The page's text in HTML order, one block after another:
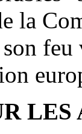
la